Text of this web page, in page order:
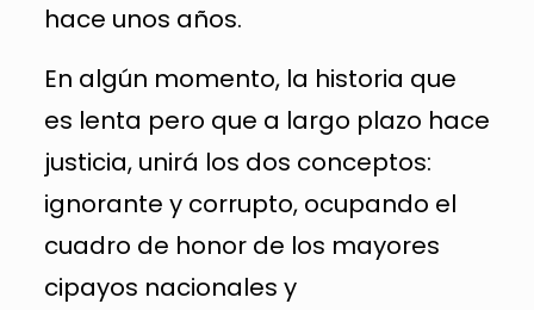
hace unos años.
En algún momento, la historia que
es lenta pero que a largo plazo hace
justicia, unirá los dos conceptos:
ignorante y corrupto, ocupando el
cuadro de honor de los mayores
cipayos nacionales y